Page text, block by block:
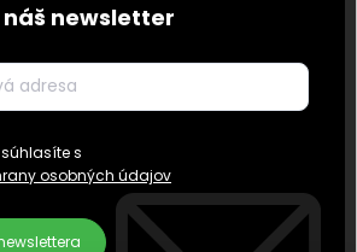
newsletter
s
osobných údajov